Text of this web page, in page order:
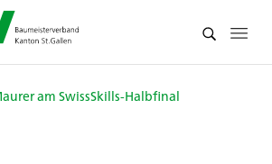
am SwissSkills-Halbfinal